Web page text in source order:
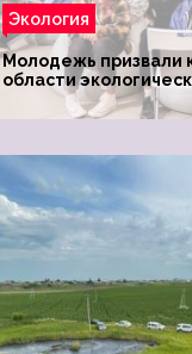
Экология
Молодежь призвали
области